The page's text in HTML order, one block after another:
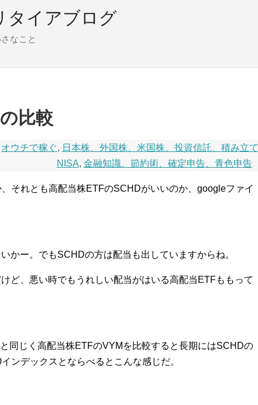
タイアブログ
なこと
比較
オウチで稼ぐ, 日本株、外国株、米国株、投資信託、積み立て
NISA, 金融知識、節約術、確定申告、青色申告
それとも高配当株ETFのSCHDがいいのか、googleファイ
かー。でもSCHDの方は配当も出していますからね。
ど、悪い時でもうれしい配当がはいる高配当ETFももって
同じく高配当株ETFのVYMを比較すると長期にはSCHDの
ンデックスとならべるとこんな感じだ。